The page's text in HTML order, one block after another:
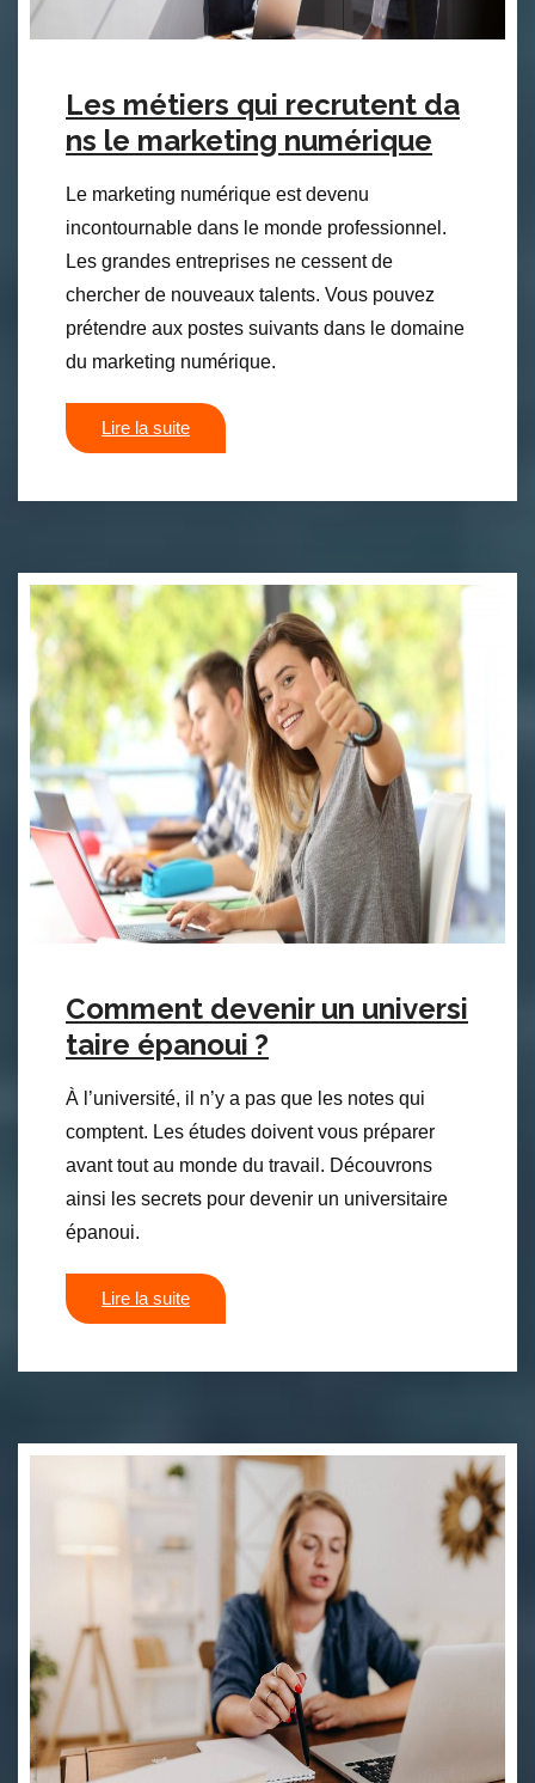
Les métiers qui recrutent da
ns le marketing numérique
Le marketing numérique est devenu
incontournable dans le monde professionnel.
Les grandes entreprises ne cessent de
chercher de nouveaux talents. Vous pouvez
prétendre aux postes suivants dans le domaine
du marketing numérique.
Lire la suite
Comment devenir un universi
taire épanoui ?
À l’université, il n’y a pas que les notes qui
comptent. Les études doivent vous préparer
avant tout au monde du travail. Découvrons
ainsi les secrets pour devenir un universitaire
épanoui.
Lire la suite